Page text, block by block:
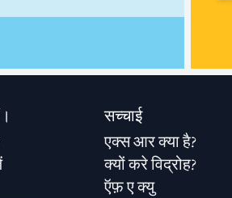
सच्चाई
एक्स आर क्या है?
क्यों करे विद्रोह?
ऍफ़ ए क्यु